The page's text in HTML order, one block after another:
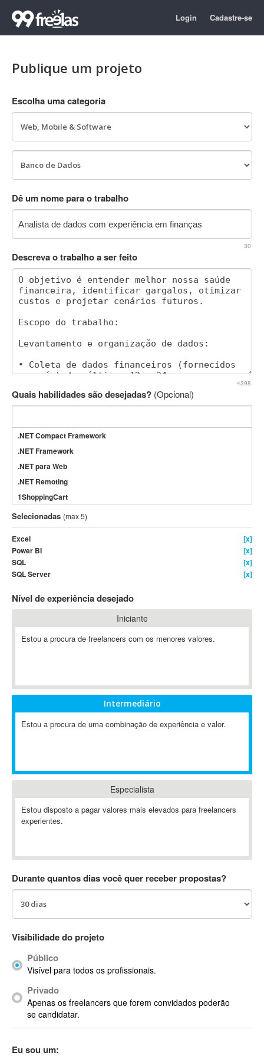
Login Cadastre-se
Publique um projeto
Escolha uma categoria
Dê um nome para o trabalho
30
Descreva o trabalho a ser feito
4398
Quais habilidades são desejadas? (Opcional)
.NET Compact Framework
.NET Framework
.NET para Web
.NET Remoting
1ShoppingCart
3DS Max
3GSM
4D Dimension
802.11
A&P
A2Billing
Ab Initio
ABIS
AbleCommerce
Ableton
Abstract
Abstract Window Toolkit (AWT)
AC Drives
ACDSee
ACPI
Acrobat X
Acronis
ACT
Actian
Actimize
ActionScript
Active Directory
Selecionadas (max 5)
Excel
[x]
Power BI
[x]
SQL
[x]
SQL Server
[x]
Nível de experiência desejado
Iniciante
Estou a procura de freelancers com os menores valores.
Intermediário
Estou a procura de uma combinação de experiência e valor.
Especialista
Estou disposto a pagar valores mais elevados para freelancers
experientes.
Durante quantos dias você quer receber propostas?
Visibilidade do projeto
Público
Visível para todos os profissionais.
Privado
Apenas os freelancers que forem convidados poderão
se candidatar.
Eu sou um: